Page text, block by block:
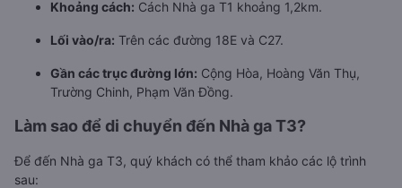
Khoảng cách: Cách Nhà ga T1 khoảng 1,2km.
Lối vào/ra: Trên các đường 18E và C27.
Gần các trục đường lớn: Cộng Hòa, Hoàng Văn Thụ,
Trường Chinh, Phạm Văn Đồng.
Làm sao để di chuyển đến Nhà ga T3?
Để đến Nhà ga T3, quý khách có thể tham khảo các lộ trình
sau: